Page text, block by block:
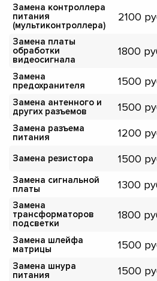
Замена контроллера
питания
(мультиконтроллера)
2100
Замена платы
обработки
видеосигнала
1800
Замена
предохранителя
1500
Замена антенного и
других разъемов
1500
Замена разъема
питания
1200
Замена резистора 1500
Замена сигнальной
платы
1300
Замена
трансформаторов
подсветки
1800
Замена шлейфа
матрицы
1500
Замена шнура
питания
1500